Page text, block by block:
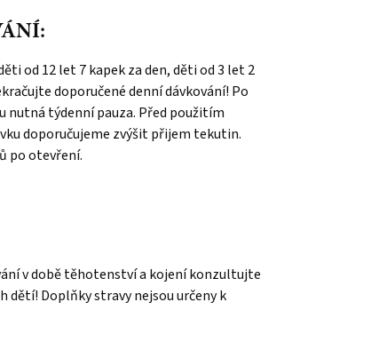
od 12 let 7 kapek za den, děti od 3 let 2
doporučené denní dávkování! Po
nutná týdenní pauza. Před použitím
doporučujeme zvýšit přijem tekutin.
po otevření.
v době těhotenství a kojení konzultujte
dětí! Doplňky stravy nejsou určeny k